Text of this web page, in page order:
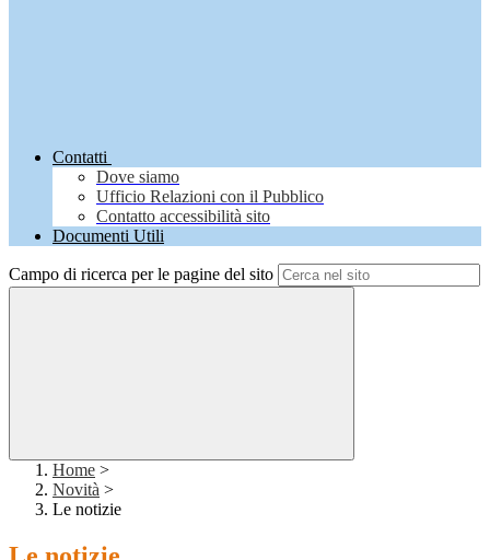
Contatti
Dove siamo
Ufficio Relazioni con il Pubblico
Contatto accessibilità sito
Documenti Utili
Campo di ricerca per le pagine del sito
Home >
Novità >
Le notizie